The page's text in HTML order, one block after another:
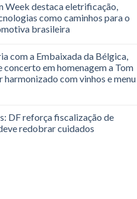
Week destaca eletrificação,
como caminhos para o
brasileira
com a Embaixada da Bélgica,
em homenagem a Tom
harmonizado com vinhos e menu
DF reforça fiscalização de
redobrar cuidados